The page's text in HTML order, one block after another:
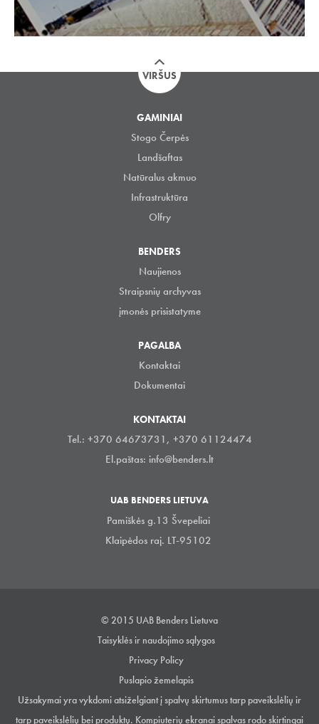
VIRŠUS
GAMINIAI
Stogo Čerpės
Landšaftas
Natūralus akmuo
Infrastruktūra
Olfry
BENDERS
Naujienos
Straipsnių archyvas
įmonės prisistatyme
PAGALBA
Kontaktai
Dokumentai
KONTAKTAI
Tel.: +370 64673731, +370 61124474
El.paštas: info@benders.lt
UAB BENDERS LIETUVA
Pamiškės g.13 Švepeliai
Klaipėdos raj. LT-95102
© 2015 UAB Benders Lietuva
Taisyklės ir naudojimo sąlygos
Privacy Policy
Puslapio žemelapis
Užsakymai yra vykdomi atsiželgiant į spalvų skirtumus tarp paveikslėlių ir
tarp paveikslėlių bei produktų. Kompiuterių ekranai spalvas rodo skirtingai